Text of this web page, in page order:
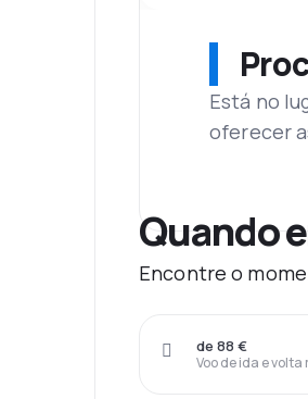
Está no
oferecer
Quando
Encontre o
Voo de ida e
de 88 €